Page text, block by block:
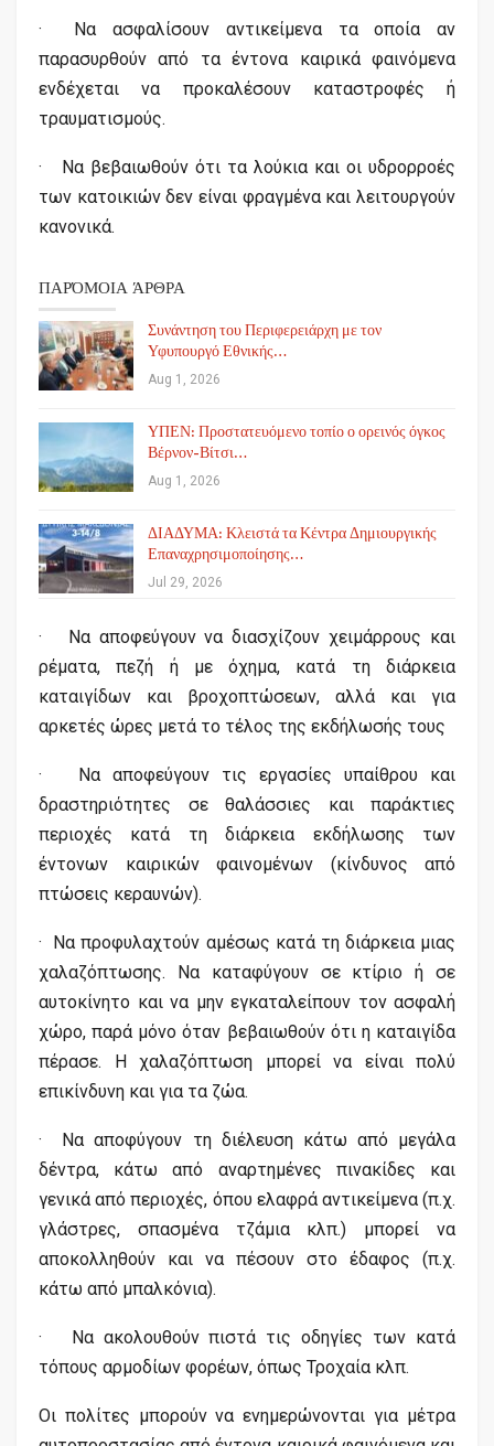
· Να ασφαλίσουν αντικείμενα τα οποία αν
παρασυρθούν από τα έντονα καιρικά φαινόμενα
ενδέχεται να προκαλέσουν καταστροφές ή
τραυματισμούς.
· Να βεβαιωθούν ότι τα λούκια και οι υδρορροές
των κατοικιών δεν είναι φραγμένα και λειτουργούν
κανονικά.
ΠΑΡΌΜΟΙΑ ΆΡΘΡΑ
Συνάντηση του Περιφερειάρχη με τον
Υφυπουργό Εθνικής…
Aug 1, 2026
ΥΠΕΝ: Προστατευόμενο τοπίο ο ορεινός όγκος
Βέρνον-Βίτσι…
Aug 1, 2026
ΔΙΑΔΥΜΑ: Κλειστά τα Κέντρα Δημιουργικής
Επαναχρησιμοποίησης…
Jul 29, 2026
· Να αποφεύγουν να διασχίζουν χειμάρρους και
ρέματα, πεζή ή με όχημα, κατά τη διάρκεια
καταιγίδων και βροχοπτώσεων, αλλά και για
αρκετές ώρες μετά το τέλος της εκδήλωσής τους
· Να αποφεύγουν τις εργασίες υπαίθρου και
δραστηριότητες σε θαλάσσιες και παράκτιες
περιοχές κατά τη διάρκεια εκδήλωσης των
έντονων καιρικών φαινομένων (κίνδυνος από
πτώσεις κεραυνών).
· Να προφυλαχτούν αμέσως κατά τη διάρκεια μιας
χαλαζόπτωσης. Να καταφύγουν σε κτίριο ή σε
αυτοκίνητο και να μην εγκαταλείπουν τον ασφαλή
χώρο, παρά μόνο όταν βεβαιωθούν ότι η καταιγίδα
πέρασε. Η χαλαζόπτωση μπορεί να είναι πολύ
επικίνδυνη και για τα ζώα.
· Να αποφύγουν τη διέλευση κάτω από μεγάλα
δέντρα, κάτω από αναρτημένες πινακίδες και
γενικά από περιοχές, όπου ελαφρά αντικείμενα (π.χ.
γλάστρες, σπασμένα τζάμια κλπ.) μπορεί να
αποκολληθούν και να πέσουν στο έδαφος (π.χ.
κάτω από μπαλκόνια).
· Να ακολουθούν πιστά τις οδηγίες των κατά
τόπους αρμοδίων φορέων, όπως Τροχαία κλπ.
Οι πολίτες μπορούν να ενημερώνονται για μέτρα